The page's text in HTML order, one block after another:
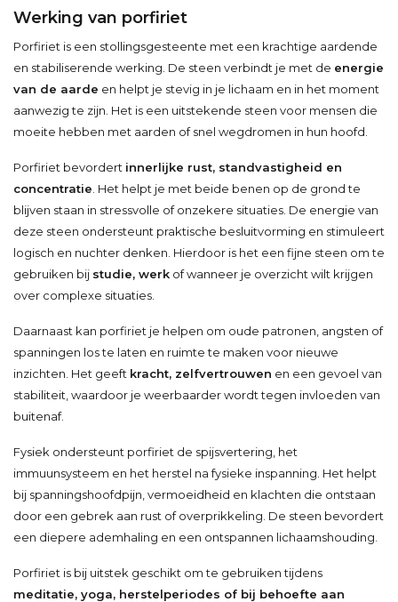
Werking van porfiriet
Porfiriet is een stollingsgesteente met een krachtige aardende
en stabiliserende werking. De steen verbindt je met de energie
van de aarde en helpt je stevig in je lichaam en in het moment
aanwezig te zijn. Het is een uitstekende steen voor mensen die
moeite hebben met aarden of snel wegdromen in hun hoofd.
Porfiriet bevordert innerlijke rust, standvastigheid en
concentratie . Het helpt je met beide benen op de grond te
blijven staan in stressvolle of onzekere situaties. De energie van
deze steen ondersteunt praktische besluitvorming en stimuleert
logisch en nuchter denken. Hierdoor is het een fijne steen om te
gebruiken bij studie, werk of wanneer je overzicht wilt krijgen
over complexe situaties.
Daarnaast kan porfiriet je helpen om oude patronen, angsten of
spanningen los te laten en ruimte te maken voor nieuwe
inzichten. Het geeft kracht, zelfvertrouwen en een gevoel van
stabiliteit, waardoor je weerbaarder wordt tegen invloeden van
buitenaf.
Fysiek ondersteunt porfiriet de spijsvertering, het
immuunsysteem en het herstel na fysieke inspanning. Het helpt
bij spanningshoofdpijn, vermoeidheid en klachten die ontstaan
door een gebrek aan rust of overprikkeling. De steen bevordert
een diepere ademhaling en een ontspannen lichaamshouding.
Porfiriet is bij uitstek geschikt om te gebruiken tijdens
meditatie, yoga, herstelperiodes of bij behoefte aan